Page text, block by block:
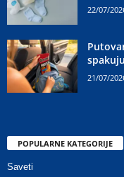
22/07/
spakuju
21/07/
POPULARNE KATEGORIJE
Saveti